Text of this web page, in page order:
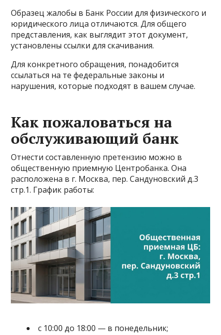
Образец жалобы в Банк России для физического и
юридического лица отличаются. Для общего
представления, как выглядит этот документ,
установлены ссылки для скачивания.
Для конкретного обращения, понадобится
ссылаться на те федеральные законы и
нарушения, которые подходят в вашем случае.
Как пожаловаться на
обслуживающий банк
Отнести составленную претензию можно в
общественную приемную Центробанка. Она
расположена в г. Москва, пер. Сандуновский д.3
стр.1. График работы:
с 10:00 до 18:00 — в понедельник;